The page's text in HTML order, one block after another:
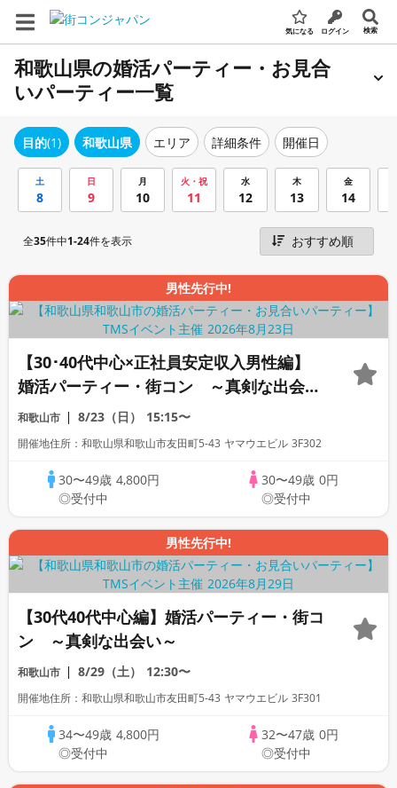
気になる ログイン 検索
和歌山県の婚活パーティー・お見合
いパーティー一覧
目的(1) 和歌山県 エリア 詳細条件 開催日
土
8
日
9
月
10
火・祝
11
水
12
木
13
金
14
全35件中1-24件を表示
男性先行中!
【30･40代中心×正社員安定収入男性編】
婚活パーティー・街コン ～真剣な出会い
～
和歌山市 8/23（日） 15:15〜
開催地住所：和歌山県和歌山市友田町5-43 ヤマウエビル 3F302
30〜49歳 4,800円
◎受付中
30〜49歳 0円
◎受付中
男性先行中!
【30代40代中心編】婚活パーティー・街コ
ン ～真剣な出会い～
和歌山市 8/29（土） 12:30〜
開催地住所：和歌山県和歌山市友田町5-43 ヤマウエビル 3F301
34〜49歳 4,800円
◎受付中
32〜47歳 0円
◎受付中